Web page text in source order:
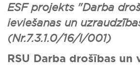
ESF projekts "Darba
ieviešanas un
(Nr.7.3.1.0/16/I/001)
RSU Darba drošības